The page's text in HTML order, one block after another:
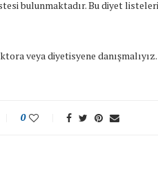
bulunmaktadır. Bu diyet
veya diyetisyene danışmalıyız.
0